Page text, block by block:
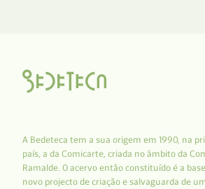
A Bedeteca tem a sua origem em 1990, na
país, a da Comicarte, criada no âmbito da
Ramalde. O acervo então constituído é a
novo projecto de criação e salvaguarda de